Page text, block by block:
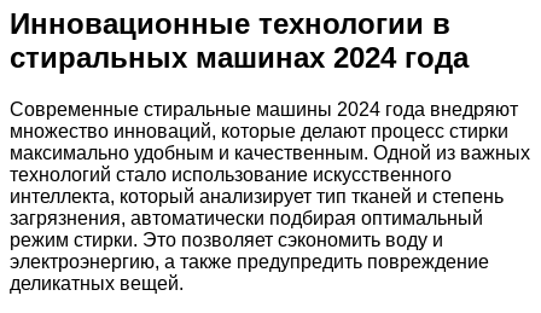
Инновационные технологии в
стиральных машинах 2024 года
Современные стиральные машины 2024 года внедряют
множество инноваций, которые делают процесс стирки
максимально удобным и качественным. Одной из важных
технологий стало использование искусственного
интеллекта, который анализирует тип тканей и степень
загрязнения, автоматически подбирая оптимальный
режим стирки. Это позволяет сэкономить воду и
электроэнергию, а также предупредить повреждение
деликатных вещей.